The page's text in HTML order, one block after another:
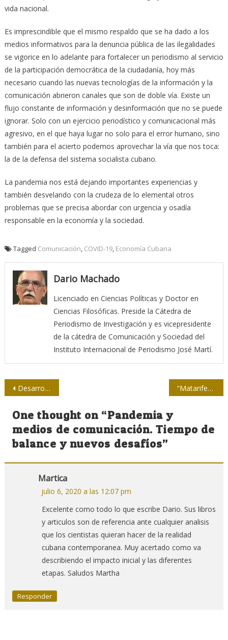
vida nacional.
Es imprescindible que el mismo respaldo que se ha dado a los
medios informativos para la denuncia pública de las ilegalidades
se vigorice en lo adelante para fortalecer un periodismo al servicio
de la participación democrática de la ciudadanía, hoy más
necesario cuando las nuevas tecnologías de la información y la
comunicación abrieron canales que son de doble vía. Existe un
flujo constante de información y desinformación que no se puede
ignorar. Solo con un ejercicio periodístico y comunicacional más
agresivo, en el que haya lugar no solo para el error humano, sino
también para el acierto podemos aprovechar la vía que nos toca:
la de la defensa del sistema socialista cubano.
La pandemia nos está dejando importantes experiencias y
también desvelando con la crudeza de lo elemental otros
problemas que se precisa abordar con urgencia y osadía
responsable en la economía y la sociedad.
Tagged Comunicación COVID-19, Economía Cubana
Dario Machado
Licenciado en Ciencias Políticas y Doctor en
Ciencias Filosóficas. Preside la Cátedra de
Periodismo de Investigación y es vicepresidente
de la cátedra de Comunicación y Sociedad del
Instituto Internacional de Periodismo José Martí.
Navegación
de
entradas
Desarrolla Cuba estudios genéticos vinculados a la evolución de la COVID-19 “Matarife” o la historia de un pueblo que se extermina a sí mismo
One thought on “Pandemia y
medios de comunicación. Tiempo de
balance y nuevos desafíos”
Martica
julio 6, 2020 a las 12:07 pm
Excelente como todo lo que escribe Dario. Sus libros
y articulos son de referencia ante cualquier analisis
que los cientistas quieran hacer de la realidad
cubana contemporanea. Muy acertado como va
describiendo el impacto inicial y las diferentes
etapas. Saludos Martha
Responder